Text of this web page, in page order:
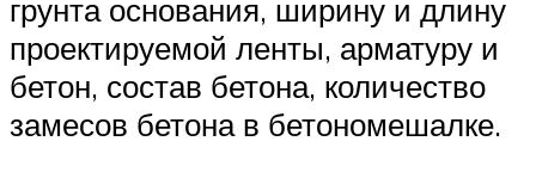
грунта основания, ширину и длину
проектируемой ленты, арматуру и
бетон, состав бетона, количество
замесов бетона в бетономешалке.